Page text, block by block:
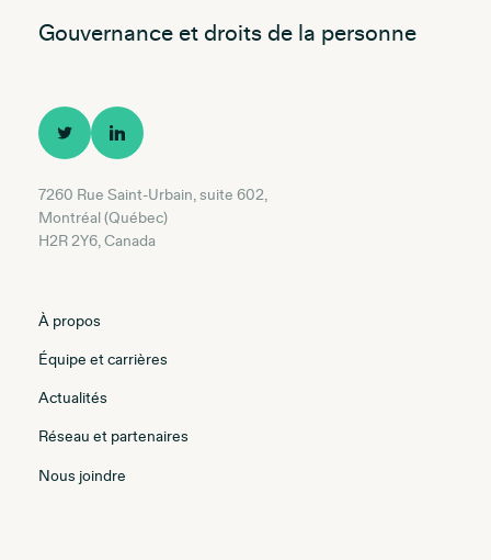
Gouvernance et droits de la personne
7260 Rue Saint-Urbain, suite 602,
Montréal (Québec)
H2R 2Y6, Canada
À propos
Équipe et carrières
Actualités
Réseau et partenaires
Nous joindre